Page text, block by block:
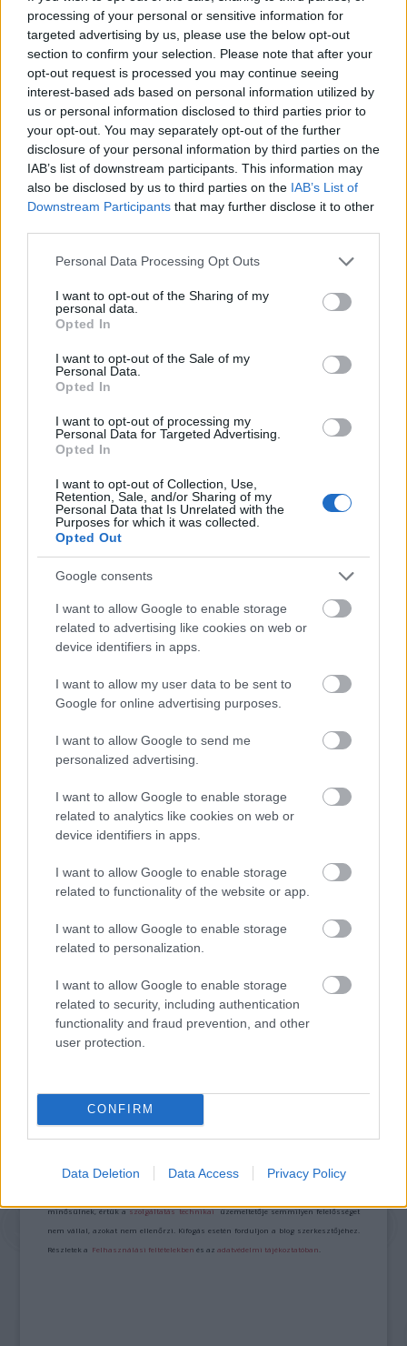
processing of your personal or sensitive information for
targeted advertising by us, please use the below opt-out
section to confirm your selection. Please note that after your
opt-out request is processed you may continue seeing
interest-based ads based on personal information utilized by
us or personal information disclosed to third parties prior to
your opt-out. You may separately opt-out of the further
disclosure of your personal information by third parties on the
IAB’s list of downstream participants. This information may
also be disclosed by us to third parties on the IAB’s List of
Downstream Participants that may further disclose it to other
Please note that this website/app uses one or more Google
not limited to your visit or usage behaviour. You may click to
grant or deny consent to Google and its third-party tags to
use your data for below specified purposes in below Google
consent section.
Personal Data Processing Opt Outs
I want to opt-out of the Sharing of my
personal data.
Opted In
I want to opt-out of the Sale of my
Personal Data.
Opted In
I want to opt-out of processing my
Personal Data for Targeted Advertising.
Opted In
I want to opt-out of Collection, Use,
Retention, Sale, and/or Sharing of my
Personal Data that Is Unrelated with the
Purposes for which it was collected.
Opted Out
Google consents
I want to allow Google to enable storage
related to advertising like cookies on web or
device identifiers in apps.
I want to allow my user data to be sent to
Google for online advertising purposes.
I want to allow Google to send me
personalized advertising.
I want to allow Google to enable storage
related to analytics like cookies on web or
device identifiers in apps.
I want to allow Google to enable storage
related to functionality of the website or app.
I want to allow Google to enable storage
related to personalization.
I want to allow Google to enable storage
related to security, including authentication
functionality and fraud prevention, and other
user protection.
CONFIRM
Data Deletion Data Access Privacy Policy
Szóval a színpadkép: kartotékokat rejtő,
jellegzetes fiókokból épülő szekrényfalak.
(Vereckei Rita multifunkciós díszletei később
szellemesen alakulnak át hosszában-
keresztben át- és bejárható átmenetté egy-
egy létmód között.) E bútorok közül rohan
elő a polgármester (Kiss Ernő), s a városka
összes potentátja, hogy a szembesüljenek a
rémisztő hírrel, revizor érkezik hozzájuk. Ha
a kép nem elég, a hangfalakból szabatos
mondatok sorjáznak, szenvtelen hangon és a
besúgási jegyzőkönyvek modorában. Tehát
az ismert sztori alatt-felett működik a
az igazi? (Majd a szünetben
meggyőződhetünk róla, tényleg itt van,
szigorúan néz - Mihály Péter.)
Forrás:MTI
Színház Zala megye
AZ EMBERSÉG ÜNNEPE
VECSEI H. MIKLÓS A ZSÁMBÉKI NYÁRI
SZÍNHÁZRÓL
MUCSI ZOLTÁN VISSZATÉR – EGY ÉLETEM
A bejegyzés trackback címe:
Kommentek:
minősülnek, értük aszolgáltatás technikaiüzemeltetője semmilyen felelősséget
nem vállal, azokat nem ellenőrzi. Kifogás esetén forduljon a blog szerkesztőjéhez.
Részletek a Felhasználási feltételekben és azadatvédelmi tájékoztatóban